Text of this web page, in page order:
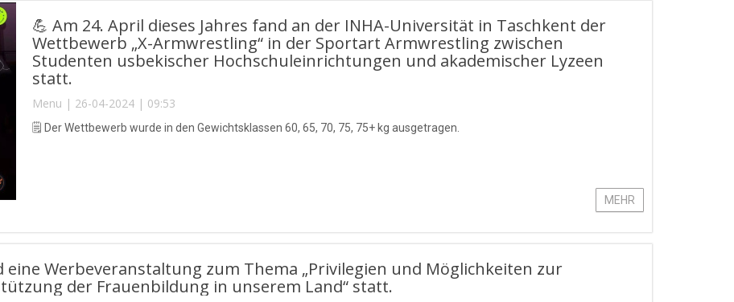
💪 Am 24. April dieses Jahres fand an der INHA-Universität in Taschkent der
Wettbewerb „X-Armwrestling“ in der Sportart Armwrestling zwischen
Studenten usbekischer Hochschuleinrichtungen und akademischer Lyzeen
statt.
Menu | 26-04-2024 | 09:53
🗒 Der Wettbewerb wurde in den Gewichtsklassen 60, 65, 70, 75, 75+ kg ausgetragen.
MEHR
eine Werbeveranstaltung zum Thema „Privilegien und Möglichkeiten zur
der Frauenbildung in unserem Land“ statt.